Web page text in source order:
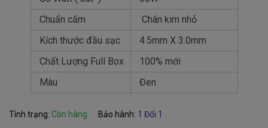
Chuẩn cắm
Chân kim nhỏ
Kích thước đầu sạc
4.5mm X 3.0mm
Chất Lượng Full Box
100% mới
Màu
Đen
Tình trạng: Còn hàng Bảo hành: 1 Đổi 1